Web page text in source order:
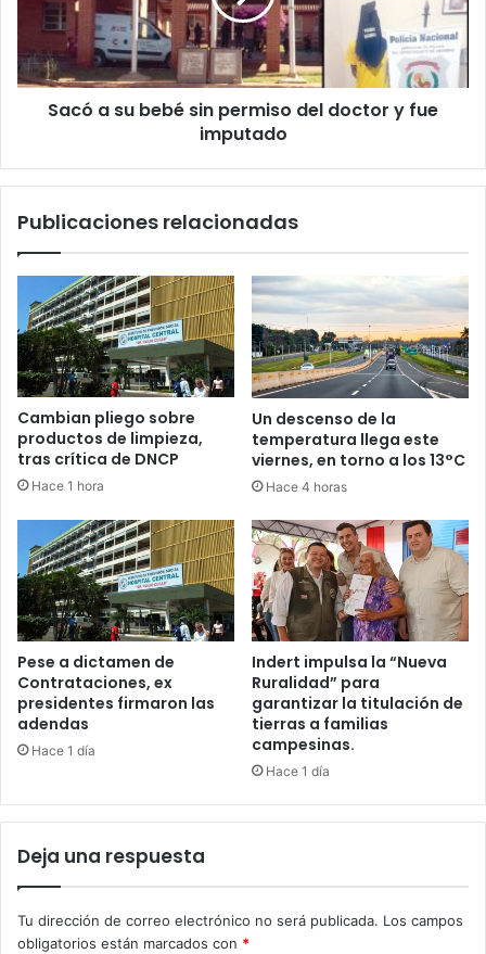
Sacó a su bebé sin permiso del doctor y fue
imputado
Publicaciones relacionadas
Cambian pliego sobre
productos de limpieza,
tras crítica de DNCP
Hace 1 hora
Un descenso de la
temperatura llega este
viernes, en torno a los 13°C
Hace 4 horas
Pese a dictamen de
Contrataciones, ex
presidentes firmaron las
adendas
Hace 1 día
Indert impulsa la “Nueva
Ruralidad” para
garantizar la titulación de
tierras a familias
campesinas.
Hace 1 día
Deja una respuesta
Tu dirección de correo electrónico no será publicada. Los campos
obligatorios están marcados con *